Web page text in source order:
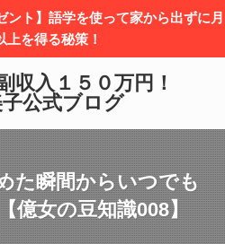
ント】語学を使って家から出ずに月
上を得る秘策！
収入１５０万円！
公式ブログ
た瞬間からいつでも
億女の豆知識008】